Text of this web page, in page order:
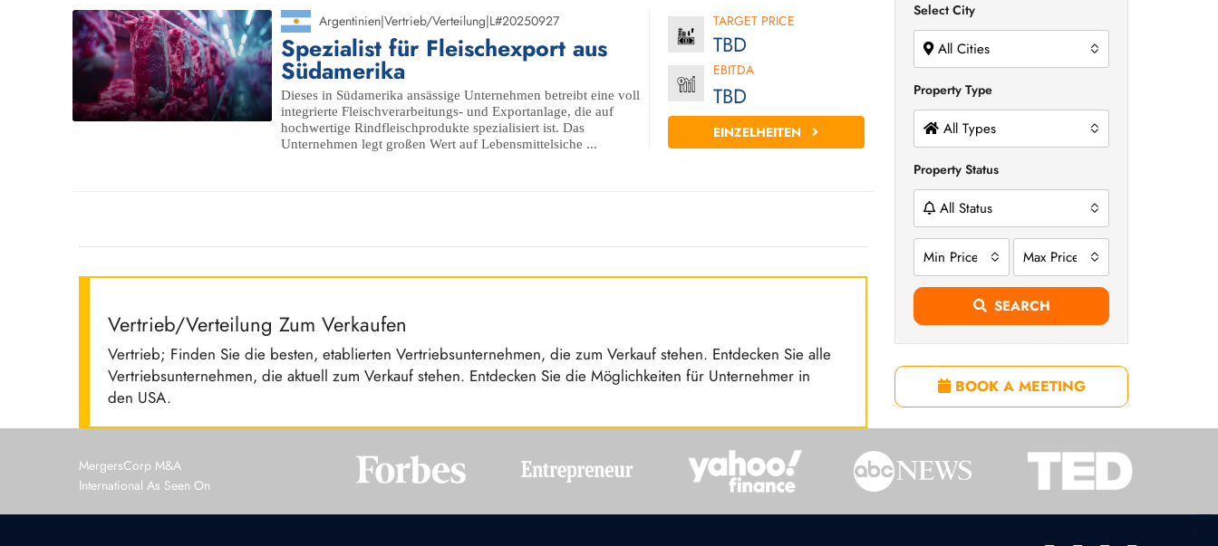
Argentinien|Vertrieb/Verteilung|L#20250927
Spezialist für Fleischexport aus
Südamerika
Dieses in Südamerika ansässige Unternehmen betreibt eine voll
integrierte Fleischverarbeitungs- und Exportanlage, die auf
hochwertige Rindfleischprodukte spezialisiert ist. Das
Unternehmen legt großen Wert auf Lebensmittelsiche ...
TARGET PRICE
TBD
EBITDA
TBD
EINZELHEITEN
Vertrieb/Verteilung Zum Verkaufen
Vertrieb; Finden Sie die besten, etablierten Vertriebsunternehmen, die zum Verkauf stehen. Entdecken Sie alle
Vertriebsunternehmen, die aktuell zum Verkauf stehen. Entdecken Sie die Möglichkeiten für Unternehmer in
den USA.
Select City
All Cities
Property Type
All Types
Property Status
All Status
Min Price Max Price
SEARCH
BOOK A MEETING
MergersCorp M&A
International As Seen On